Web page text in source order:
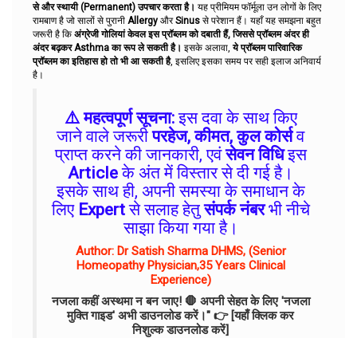
से और स्थायी (Permanent) उपचार करता है। यह प्रीमियम फॉर्मूला उन लोगों के लिए
रामबाण है जो सालों से पुरानी Allergy औरSinus से परेशान हैं। यहाँ यह समझना बहुत
जरूरी है कि अंग्रेजी गोलियां केवल इस प्रॉब्लम को दबाती हैं, जिससे प्रॉब्लम अंदर ही
अंदर बढ़कर Asthma का रूप ले सकती है। इसके अलावा,ये प्रॉब्लम पारिवारिक
प्रॉब्लम का इतिहास हो तो भी आ सकती है, इसलिए इसका समय पर सही इलाज अनिवार्य
है।
⚠️ महत्वपूर्ण सूचना:इस दवा के साथ किए
जाने वाले जरूरीपरहेज, कीमत, कुल कोर्सव
प्राप्त करने की जानकारी, एवंसेवन विधिइस
Articleके अंत में विस्तार से दी गई है।
इसके साथ ही, अपनी समस्या के समाधान के
लिए Expertसे सलाह हेतुसंपर्क नंबरभी नीचे
साझा किया गया है।
Author: Dr Satish Sharma DHMS, (Senior
Homeopathy Physician,35 Years Clinical
Experience)
नजला कहीं अस्थमा न बन जाए! 🛑 अपनी सेहत के लिए 'नजला
मुक्ति गाइड' अभी डाउनलोड करें।" 👉 [यहाँ क्लिक कर
निशुल्क डाउनलोड करें]